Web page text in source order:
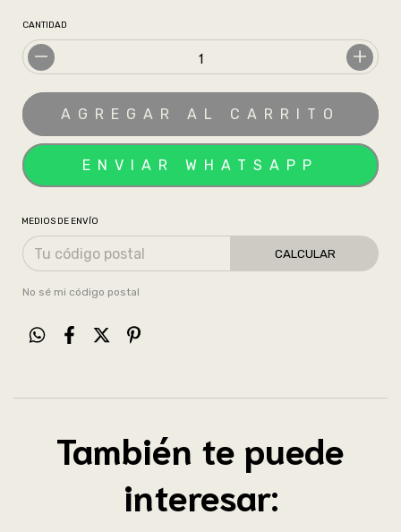
CANTIDAD
MEDIOS DE ENVÍO
CALCULAR
No sé mi código postal
También te puede
interesar: